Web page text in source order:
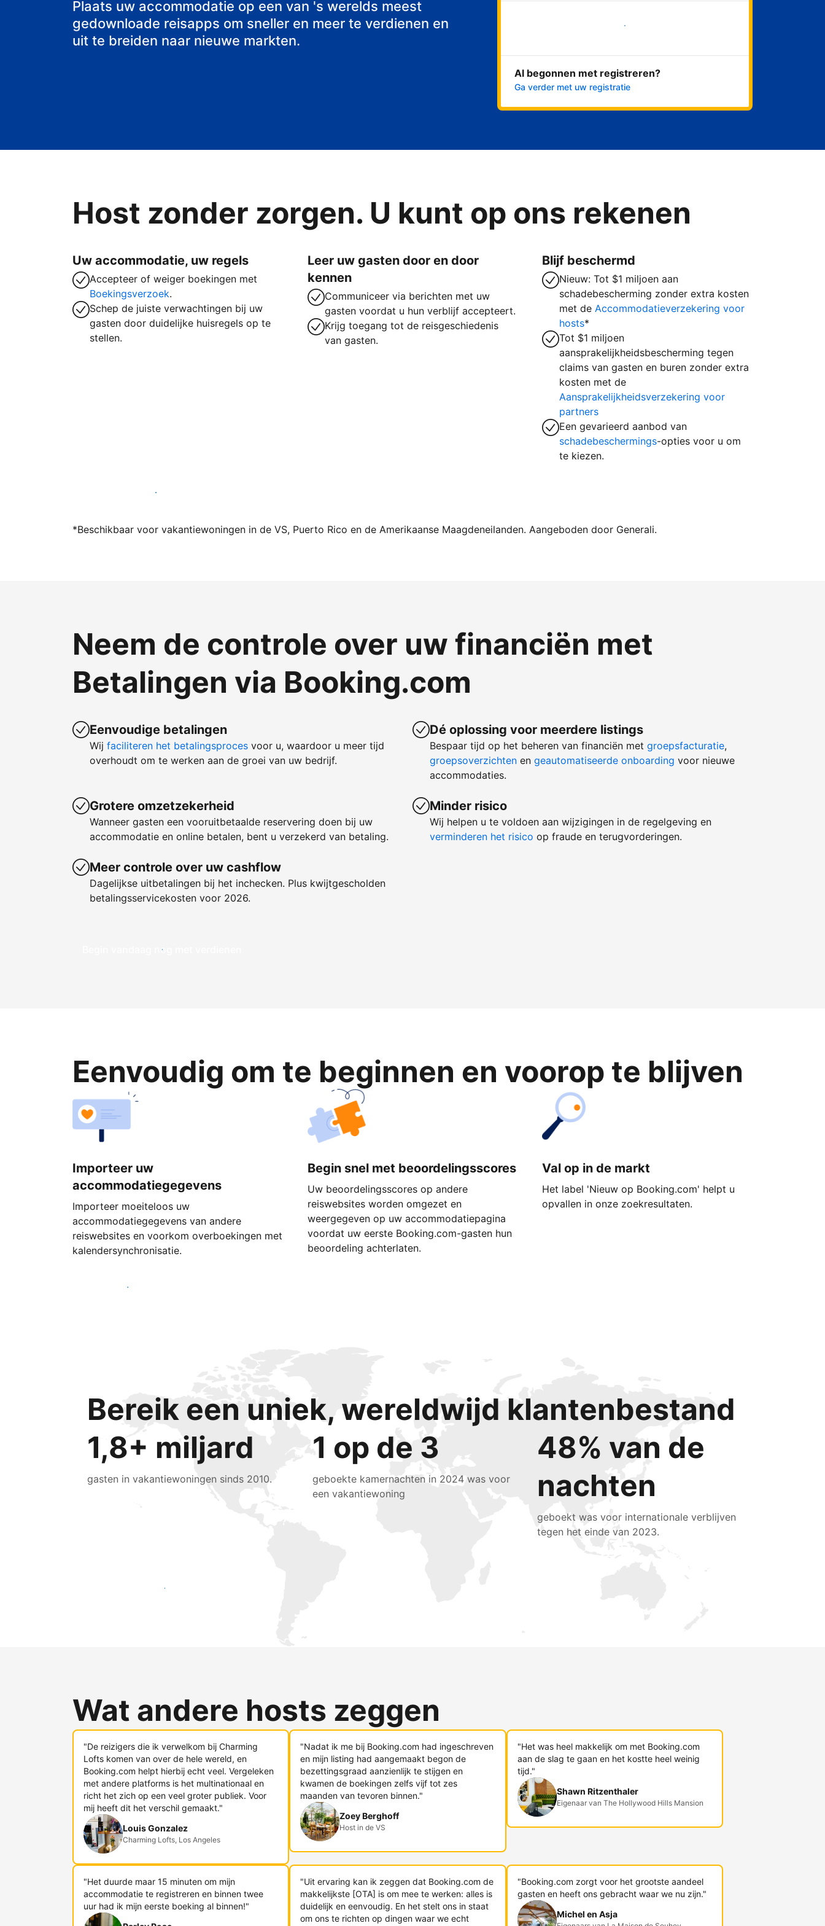
Plaats uw accommodatie op een van 's werelds meest
gedownloade reisapps om sneller en meer te verdienen en
uit te breiden naar nieuwe markten.
Nu meteen beginnen
Al begonnen met registreren?
Ga verder met uw registratie
Host zonder zorgen. U kunt op ons rekenen
Uw accommodatie, uw regels
Accepteer of weiger boekingen met
Boekingsverzoek.
Schep de juiste verwachtingen bij uw
gasten door duidelijke huisregels op te
stellen.
Leer uw gasten door en door
kennen
Communiceer via berichten met uw
gasten voordat u hun verblijf accepteert.
Krijg toegang tot de reisgeschiedenis
van gasten.
Blijf beschermd
Nieuw: Tot $1 miljoen aan
schadebescherming zonder extra kosten
met deAccommodatieverzekering voor
hosts*
Tot $1 miljoen
aansprakelijkheidsbescherming tegen
claims van gasten en buren zonder extra
kosten met de
Aansprakelijkheidsverzekering voor
partners
Een gevarieerd aanbod van
schadebeschermings-opties voor u om
te kiezen.
Word vandaag nog host bij ons
*Beschikbaar voor vakantiewoningen in de VS, Puerto Rico en de Amerikaanse Maagdeneilanden. Aangeboden door Generali.
Neem de controle over uw financiën met
Betalingen via Booking.com
Eenvoudige betalingen
Wij faciliteren het betalingsproces voor u, waardoor u meer tijd
overhoudt om te werken aan de groei van uw bedrijf.
Grotere omzetzekerheid
Wanneer gasten een vooruitbetaalde reservering doen bij uw
accommodatie en online betalen, bent u verzekerd van betaling.
Meer controle over uw cashflow
Dagelijkse uitbetalingen bij het inchecken. Plus kwijtgescholden
betalingsservicekosten voor 2026.
Dé oplossing voor meerdere listings
Bespaar tijd op het beheren van financiën met groepsfacturatie,
groepsoverzichten en geautomatiseerde onboarding voor nieuwe
accommodaties.
Minder risico
Wij helpen u te voldoen aan wijzigingen in de regelgeving en
verminderen het risico op fraude en terugvorderingen.
Begin vandaag nog met verdienen
Eenvoudig om te beginnen en voorop te blijven
Importeer uw
accommodatiegegevens
Importeer moeiteloos uw
accommodatiegegevens van andere
reiswebsites en voorkom overboekingen met
kalendersynchronisatie.
Begin snel met beoordelingsscores
Uw beoordelingsscores op andere
reiswebsites worden omgezet en
weergegeven op uw accommodatiepagina
voordat uw eerste Booking.com-gasten hun
beoordeling achterlaten.
Val op in de markt
Het label 'Nieuw op Booking.com' helpt u
opvallen in onze zoekresultaten.
Begin vandaag nog
Bereik een uniek, wereldwijd klantenbestand
1,8+ miljard
gasten in vakantiewoningen sinds 2010.
1 op de 3
geboekte kamernachten in 2024 was voor
een vakantiewoning
48% van de
nachten
geboekt was voor internationale verblijven
tegen het einde van 2023.
Bereik vandaag nog nieuwe gasten
Wat andere hosts zeggen
"De reizigers die ik verwelkom bij Charming
Lofts komen van over de hele wereld, en
Booking.com helpt hierbij echt veel. Vergeleken
met andere platforms is het multinationaal en
richt het zich op een veel groter publiek. Voor
mij heeft dit het verschil gemaakt."
Louis Gonzalez
Charming Lofts, Los Angeles
"Nadat ik me bij Booking.com had ingeschreven
en mijn listing had aangemaakt begon de
bezettingsgraad aanzienlijk te stijgen en
kwamen de boekingen zelfs vijf tot zes
maanden van tevoren binnen."
Zoey Berghoff
Host in de VS
"Het was heel makkelijk om met Booking.com
aan de slag te gaan en het kostte heel weinig
tijd."
Shawn Ritzenthaler
Eigenaar van The Hollywood Hills Mansion
"Het duurde maar 15 minuten om mijn
accommodatie te registreren en binnen twee
uur had ik mijn eerste boeking al binnen!"
"Uit ervaring kan ik zeggen dat Booking.com de
makkelijkste [OTA] is om mee te werken: alles is
duidelijk en eenvoudig. En het stelt ons in staat
om ons te richten op dingen waar we echt
"Booking.com zorgt voor het grootste aandeel
gasten en heeft ons gebracht waar we nu zijn."
Michel en Asja